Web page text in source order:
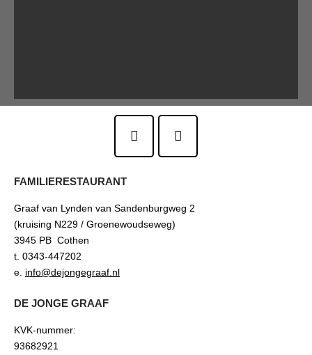
FAMILIERESTAURANT
Graaf van Lynden van Sandenburgweg 2
(kruising N229 / Groenewoudseweg)
3945 PB Cothen
t. 0343-447202
e. info@dejongegraaf.nl
DE JONGE GRAAF
KVK-nummer:
93682921